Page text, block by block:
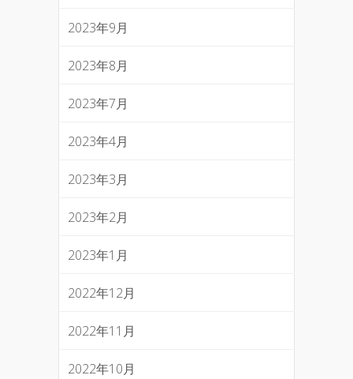
2023年9月
2023年8月
2023年7月
2023年4月
2023年3月
2023年2月
2023年1月
2022年12月
2022年11月
2022年10月